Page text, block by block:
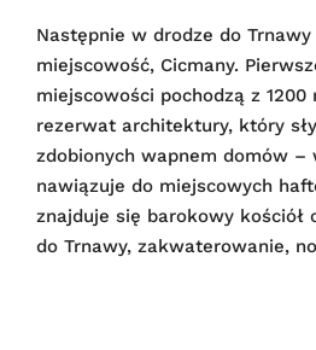
Następnie w drodze do
miejscowość, Cicmany.
miejscowości pochodzą z 1200
rezerwat architektury, który
zdobionych wapnem domów –
nawiązuje do miejscowych
znajduje się barokowy kościół
do Trnawy, zakwaterowanie,